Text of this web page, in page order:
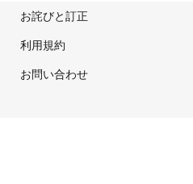
お詫びと訂正
利用規約
お問い合わせ